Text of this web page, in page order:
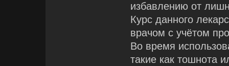
избавлению от
Курс данного
врачом с учётом
Во время
такие как тошнота